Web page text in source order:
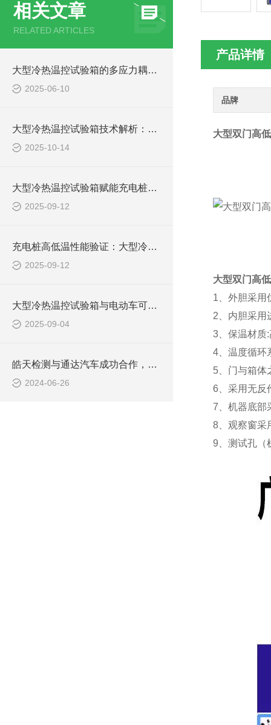
相关文章
RELATED ARTICLES
大型冷热温控试验箱的多应力耦合技术实践
2025-06-10
大型冷热温控试验箱技术解析：自行车整机适配 + 骑行模拟装置设计
2025-10-14
大型冷热温控试验箱赋能充电桩质量：从参数控制到多场耦合测试
2025-09-12
充电桩高低温性能验证：大型冷热温控试验箱的技术实践与趋势
2025-09-12
大型冷热温控试验箱与电动车可靠性测试的关联
2025-09-04
皓天检测与通达汽车成功合作，大型冷热温控试验箱助力汽车零部件质量提升
2024-06-26
产品详情
品牌
大型双门高
大型双门高
1、外胆采用
2、内胆采用
3、保温材质
4、温度循环
5、门与箱体
6、采用无反
7、机器底部
8、观察窗采
9、测试孔（